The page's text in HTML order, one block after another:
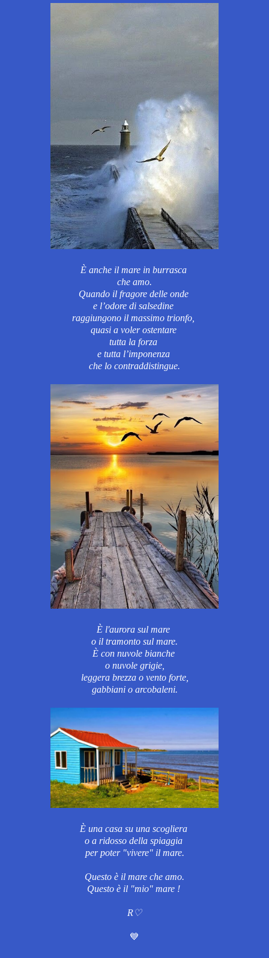
È anche il mare in burrasca
che amo.
Quando il fragore delle onde
e l’odore di salsedine
raggiungono il massimo trionfo,
quasi a voler ostentare
tutta la forza
e tutta l’imponenza
che lo contraddistingue.
È l'aurora sul mare
o il tramonto sul mare.
È con nuvole bianche
o nuvole grigie,
leggera brezza o vento forte,
gabbiani o arcobaleni.
È una casa su una scogliera
o a ridosso della spiaggia
per poter "vivere" il mare.
Questo è il mare che amo.
Questo è il "mio" mare !
R♡
💙